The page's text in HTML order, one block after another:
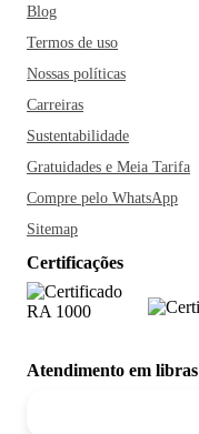
Blog
Termos de uso
Nossas políticas
Carreiras
Sustentabilidade
Gratuidades e Meia Tarifa
Compre pelo WhatsApp
Sitemap
Certificações
Atendimento em libras